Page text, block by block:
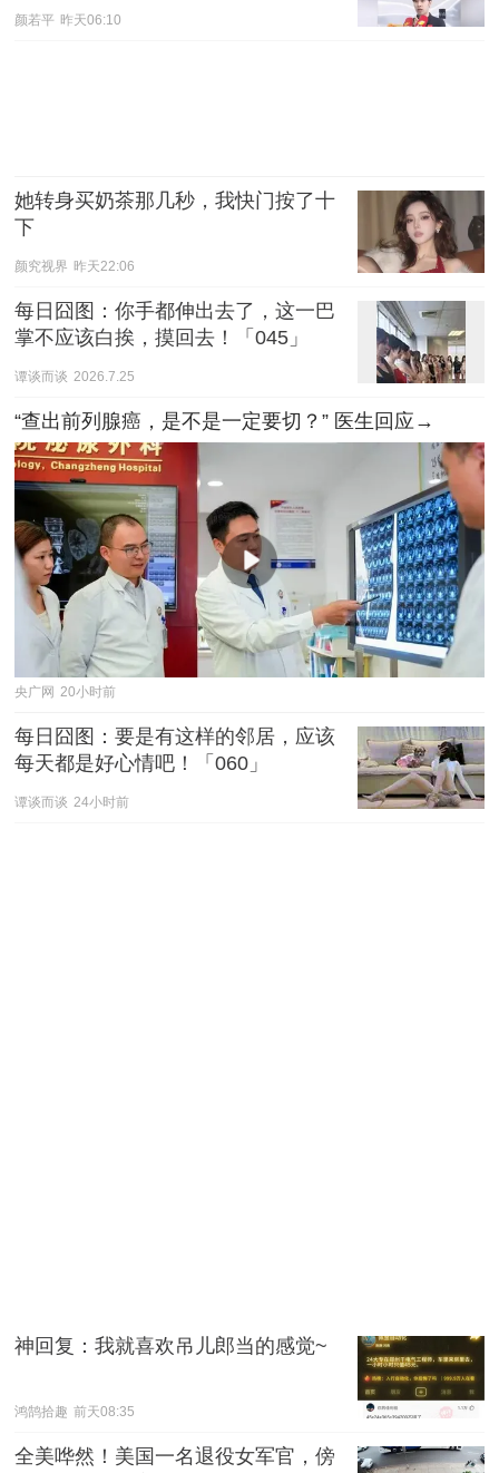
颜若平 昨天06:10
她转身买奶茶那几秒，我快门按了十
下
颜究视界 昨天22:06
每日囧图：你手都伸出去了，这一巴
掌不应该白挨，摸回去！「045」
谭谈而谈 2026.7.25
“查出前列腺癌，是不是一定要切？” 医生回应→
央广网 20小时前
每日囧图：要是有这样的邻居，应该
每天都是好心情吧！「060」
谭谈而谈 24小时前
神回复：我就喜欢吊儿郎当的感觉~
鸿鹄拾趣 前天08:35
全美哗然！美国一名退役女军官，傍